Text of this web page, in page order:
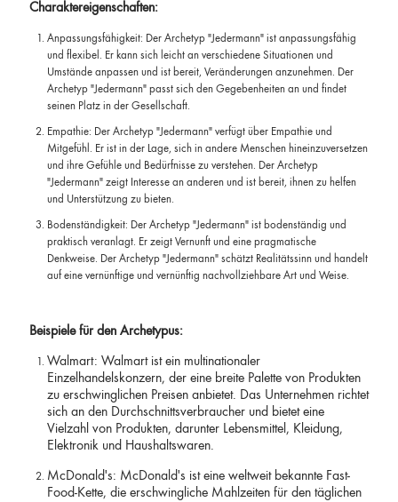
Charaktereigenschaften:
Anpassungsfähigkeit: Der Archetyp "Jedermann" ist anpassungsfähig
und flexibel. Er kann sich leicht an verschiedene Situationen und
Umstände anpassen und ist bereit, Veränderungen anzunehmen. Der
Archetyp "Jedermann" passt sich den Gegebenheiten an und findet
seinen Platz in der Gesellschaft.
Empathie: Der Archetyp "Jedermann" verfügt über Empathie und
Mitgefühl. Er ist in der Lage, sich in andere Menschen hineinzuversetzen
und ihre Gefühle und Bedürfnisse zu verstehen. Der Archetyp
"Jedermann" zeigt Interesse an anderen und ist bereit, ihnen zu helfen
und Unterstützung zu bieten.
Bodenständigkeit: Der Archetyp "Jedermann" ist bodenständig und
praktisch veranlagt. Er zeigt Vernunft und eine pragmatische
Denkweise. Der Archetyp "Jedermann" schätzt Realitätssinn und handelt
auf eine vernünftige und vernünftig nachvollziehbare Art und Weise.
Beispiele für den Archetypus:
Walmart: Walmart ist ein multinationaler
Einzelhandelskonzern, der eine breite Palette von Produkten
zu erschwinglichen Preisen anbietet. Das Unternehmen richtet
sich an den Durchschnittsverbraucher und bietet eine
Vielzahl von Produkten, darunter Lebensmittel, Kleidung,
Elektronik und Haushaltswaren.
McDonald's: McDonald's ist eine weltweit bekannte Fast-
Food-Kette, die erschwingliche Mahlzeiten für den täglichen